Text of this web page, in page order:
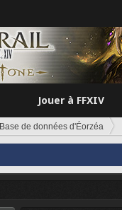
Jouer à FFXIV
Base de données d'Éorzéa